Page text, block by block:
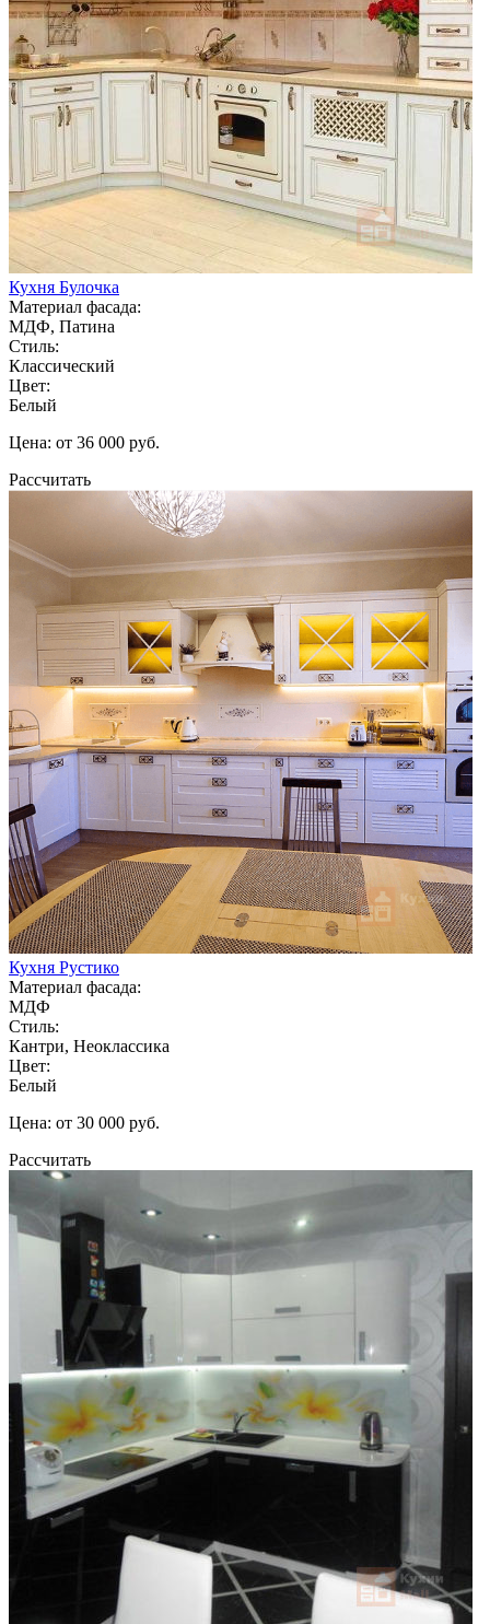
Кухня Булочка
Материал фасада:
МДФ, Патина
Стиль:
Классический
Цвет:
Белый
Цена: от 36 000 руб.
Рассчитать
Кухня Рустико
Материал фасада:
МДФ
Стиль:
Кантри, Неоклассика
Цвет:
Белый
Цена: от 30 000 руб.
Рассчитать